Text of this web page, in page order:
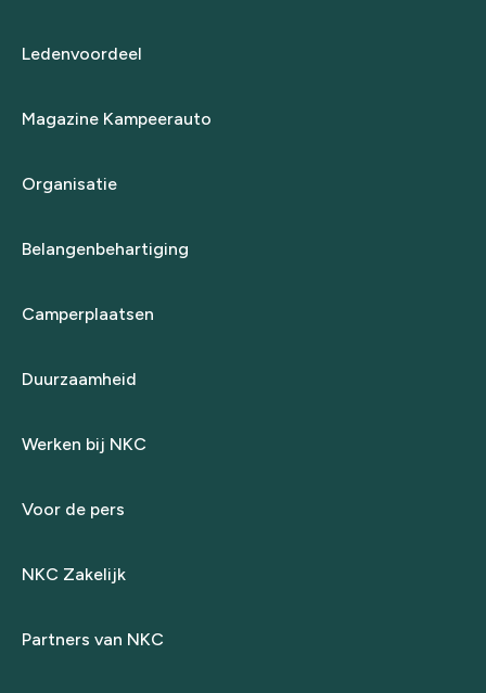
Ledenvoordeel
Magazine Kampeerauto
Organisatie
Belangenbehartiging
Camperplaatsen
Duurzaamheid
Werken bij NKC
Voor de pers
NKC Zakelijk
Partners van NKC